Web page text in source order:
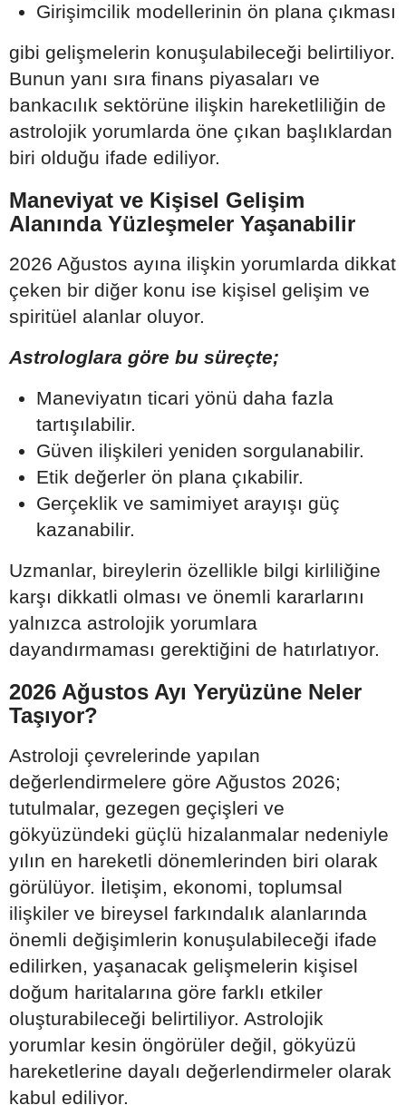
Girişimcilik modellerinin ön plana çıkması
gibi gelişmelerin konuşulabileceği belirtiliyor.
Bunun yanı sıra finans piyasaları ve
bankacılık sektörüne ilişkin hareketliliğin de
astrolojik yorumlarda öne çıkan başlıklardan
biri olduğu ifade ediliyor.
Maneviyat ve Kişisel Gelişim
Alanında Yüzleşmeler Yaşanabilir
2026 Ağustos ayına ilişkin yorumlarda dikkat
çeken bir diğer konu ise kişisel gelişim ve
spiritüel alanlar oluyor.
Astrologlara göre bu süreçte;
Maneviyatın ticari yönü daha fazla
tartışılabilir.
Güven ilişkileri yeniden sorgulanabilir.
Etik değerler ön plana çıkabilir.
Gerçeklik ve samimiyet arayışı güç
kazanabilir.
Uzmanlar, bireylerin özellikle bilgi kirliliğine
karşı dikkatli olması ve önemli kararlarını
yalnızca astrolojik yorumlara
dayandırmaması gerektiğini de hatırlatıyor.
2026 Ağustos Ayı Yeryüzüne Neler
Taşıyor?
Astroloji çevrelerinde yapılan
değerlendirmelere göre Ağustos 2026;
tutulmalar, gezegen geçişleri ve
gökyüzündeki güçlü hizalanmalar nedeniyle
yılın en hareketli dönemlerinden biri olarak
görülüyor. İletişim, ekonomi, toplumsal
ilişkiler ve bireysel farkındalık alanlarında
önemli değişimlerin konuşulabileceği ifade
edilirken, yaşanacak gelişmelerin kişisel
doğum haritalarına göre farklı etkiler
oluşturabileceği belirtiliyor. Astrolojik
yorumlar kesin öngörüler değil, gökyüzü
hareketlerine dayalı değerlendirmeler olarak
kabul ediliyor.